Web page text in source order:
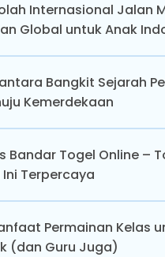
Internasional Jalan
Global untuk Anak
Bangkit Sejarah
Kemerdekaan
Bandar Togel Online –
Ini Terpercaya
Permainan Kelas
(dan Guru Juga)